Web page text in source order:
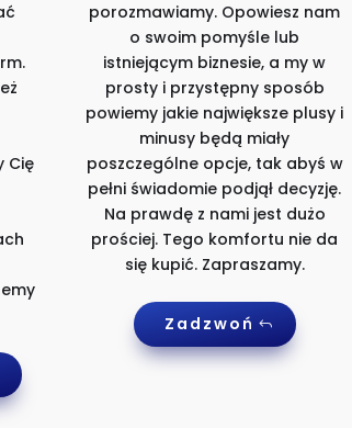
Cię
porozmawiamy. Opowiesz nam
o swoim pomyśle lub
istniejącym biznesie, a my w
prosty i przystępny sposób
powiemy jakie największe plusy i
minusy będą miały
poszczególne opcje, tak abyś w
pełni świadomie podjął decyzję.
Na prawdę z nami jest dużo
prościej. Tego komfortu nie da
się kupić. Zapraszamy.
Zadzwoń